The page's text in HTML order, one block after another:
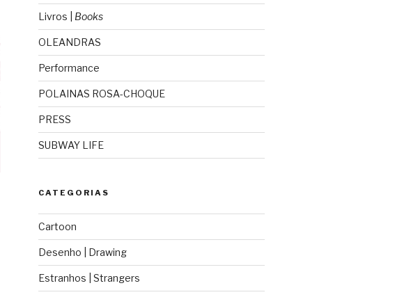
Livros | Books
OLEANDRAS
Performance
POLAINAS ROSA-CHOQUE
PRESS
SUBWAY LIFE
CATEGORIAS
Cartoon
Desenho | Drawing
Estranhos | Strangers